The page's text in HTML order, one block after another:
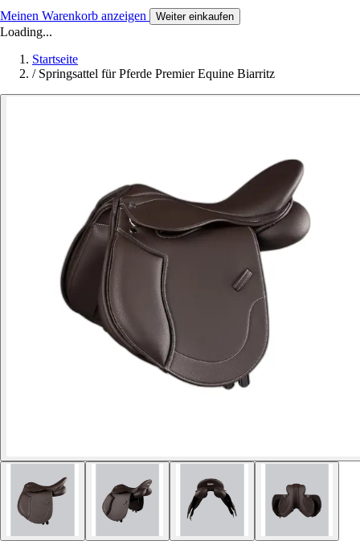
Meinen Warenkorb anzeigen Weiter einkaufen
Loading...
Startseite
/ Springsattel für Pferde Premier Equine Biarritz